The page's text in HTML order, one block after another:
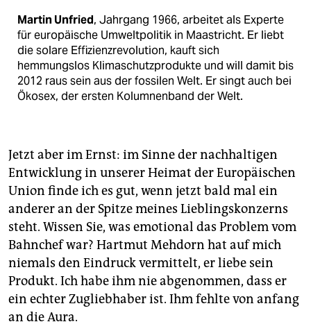
Martin Unfried, Jahrgang 1966, arbeitet als Experte
für europäische Umweltpolitik in Maastricht. Er liebt
die solare Effizienzrevolution, kauft sich
hemmungslos Klimaschutzprodukte und will damit bis
2012 raus sein aus der fossilen Welt. Er singt auch bei
Ökosex, der ersten Kolumnenband der Welt.
Jetzt aber im Ernst: im Sinne der nachhaltigen
Entwicklung in unserer Heimat der Europäischen
Union finde ich es gut, wenn jetzt bald mal ein
anderer an der Spitze meines Lieblingskonzerns
steht. Wissen Sie, was emotional das Problem vom
Bahnchef war? Hartmut Mehdorn hat auf mich
niemals den Eindruck vermittelt, er liebe sein
Produkt. Ich habe ihm nie abgenommen, dass er
ein echter Zugliebhaber ist. Ihm fehlte von anfang
an die Aura.